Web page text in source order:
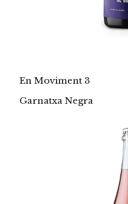
En Moviment 3
Garnatxa Negra